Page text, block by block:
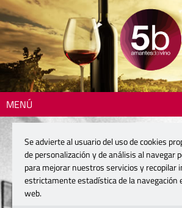
MENÚ
Se advierte al usuario del uso de cookies
de personalización y de análisis al navegar
para mejorar nuestros servicios y recopilar
estrictamente estadística de la navegación
web.